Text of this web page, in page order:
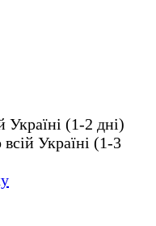
(1-2 дні)
Україні (1-3